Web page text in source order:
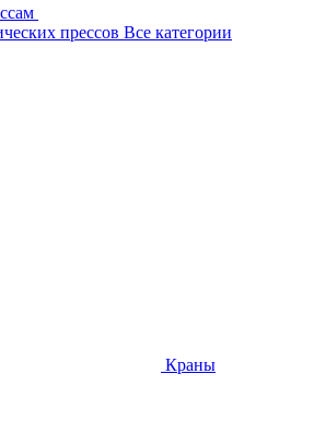
прессов Все категории
Краны